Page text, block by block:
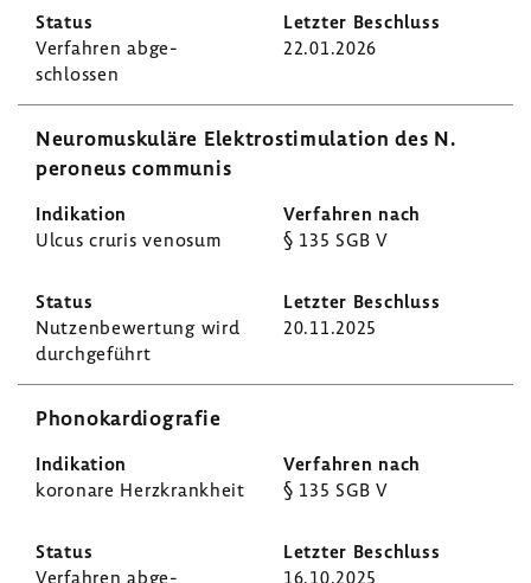
Verfahren abge­
schlossen
22.01.2026
Neuro­mus­ku­läre Elek­tro­sti­mu­la­tion des N.
pero­neus communis
Ulcus cruris venosum § 135 SGB V
Nutzen­be­wer­tung wird
durch­ge­führt
20.11.2025
Phono­kar­dio­grafie
koro­nare Herz­krank­heit § 135 SGB V
Verfahren abge­
16.10.2025